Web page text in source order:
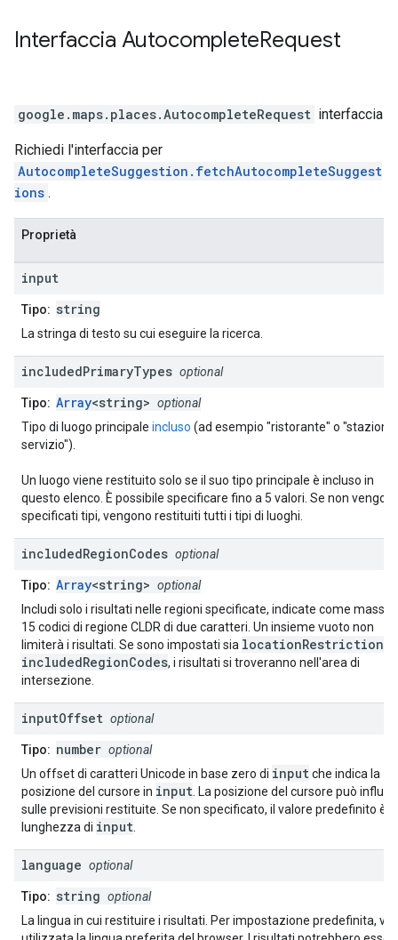
Interfaccia AutocompleteRequest
google.maps.places.AutocompleteRequest interfaccia
Richiedi l'interfaccia per
AutocompleteSuggestion.fetchAutocompleteSuggest
ions .
Proprietà
input
Tipo: string
La stringa di testo su cui eseguire la ricerca.
includedPrimaryTypes optional
Tipo: Array<string> optional
Tipo di luogo principale incluso (ad esempio "ristorante" o "stazione
servizio").
Un luogo viene restituito solo se il suo tipo principale è incluso in
questo elenco. È possibile specificare fino a 5 valori. Se non
specificati tipi, vengono restituiti tutti i tipi di luoghi.
includedRegionCodes optional
Tipo: Array<string> optional
Includi solo i risultati nelle regioni specificate, indicate come
15 codici di regione CLDR di due caratteri. Un insieme vuoto non
limiterà i risultati. Se sono impostati sia locationRestriction
includedRegionCodes, i risultati si troveranno nell'area di
intersezione.
inputOffset optional
Tipo: number optional
Un offset di caratteri Unicode in base zero di inputche indica la
posizione del cursore in input. La posizione del cursore può influire
sulle previsioni restituite. Se non specificato, il valore predefinito è la
lunghezza di input.
language optional
Tipo: string optional
La lingua in cui restituire i risultati. Per impostazione predefinita,